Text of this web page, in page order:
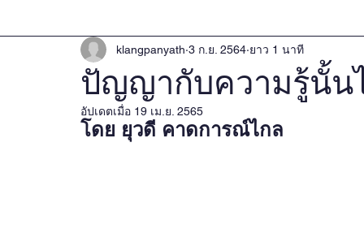
Strategic Forum Think Tank Forum
Research Articles
ปัญญากับความรู้นั้น
klangpanyath 3 ก.ย. 2564 ยาว 1 นาที
อัปเดตเมื่อ 19 เม.ย. 2565
โดย ยุวดี คาดการณ์ไกล